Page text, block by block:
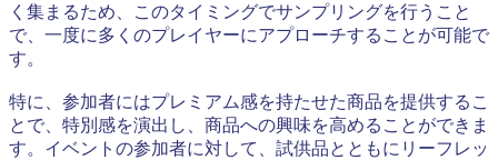
く集まるため、このタイミングでサンプリングを行うこと
で、一度に多くのプレイヤーにアプローチすることが可能で
す。
特に、参加者にはプレミアム感を持たせた商品を提供するこ
とで、特別感を演出し、商品への興味を高めることができま
す。イベントの参加者に対して、試供品とともにリーフレッ